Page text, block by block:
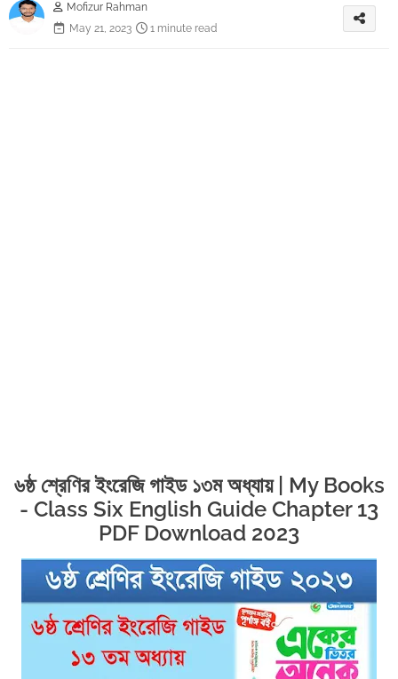
Mofizur Rahman
May 21, 2023
1 minute read
৬ষ্ঠ শ্রেণির ইংরেজি গাইড ১৩ম অধ্যায় | My Books
- Class Six English Guide Chapter 13
PDF Download 2023